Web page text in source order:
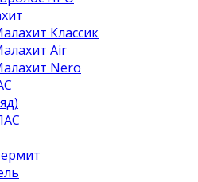
Классик
Air
Nero